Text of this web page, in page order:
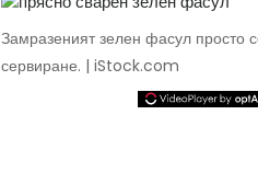
Замразеният зелен фасул просто
сервиране. | iStock.com